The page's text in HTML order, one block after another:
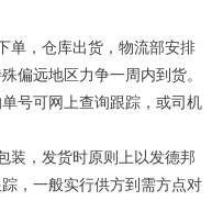
，仓库出货，物流部安排
偏远地区力争一周内到货。
号可网上查询跟踪，或司机
，发货时原则上以发德邦
，一般实行供方到需方点对